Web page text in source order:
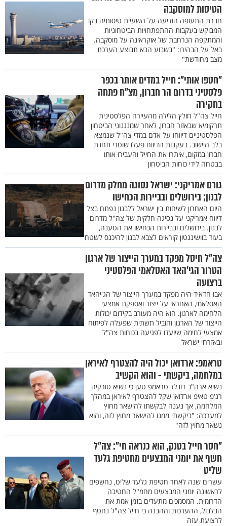
הטיסות למוסקבה
חברת התעופה הודיעה על השעיית טיסותיה בקו
המבוקש בעקבות ההתפתחויות הביטחוניות
והמתקפה הנרחבת של אוקראינה על מוסקבה.
באל על הבהירו: "בשבוע הבא תבוצע הערכת
מצב מחודשת"
"חטפו אותי": חייל במדים אותר בכפר
פלסטיני בדרום הר חברון, מצ"ח פתחה
בחקירה
חייל צה"ל חולץ הלילה מהעיירה הפלסטינית
תרקומיא שבאזור חברון, לאחר שמנגנוני הביטחון
הפלסטיניים דיווחו על אדם במדי צה"ל שנמצא
בלב היישוב. בעקבות הדיווח פעלו שוטרי תחנת
חברון במקום, איתרו את החייל והעבירו אותו
בבטחה לידי כוחות הביטחון
גורם אמריקני: ישראל נסוגה מחלק מדרום
לבנון; בירושלים ובביירות הכחישו
היום האחרון לשיחות בין ישראל ללבנון נפתח בצל
דיווח אמריקני על נסיגה חלקית של צה"ל מדרום
לבנון. בירושלים ובביירות הכחישו את הטענה,
בעוד בוושינגטון קוראים לצבא לבנון להיכנס לשטח
צה"ל חיסל מפקד במערך הייצור של ארגון
הטרור הגי׳האד האסלאמי הפלסטיני
ברצועה
אבו חדאיד היה מפקד במערך הייצור של הג'יהאד
האסלאמי, האחראי על ייצור ואספקת אמצעי
הלחימה לארגון. הוא היה מעורב בקידום יכולות
הייצור של הארגון והוביל תשתית שפעלה לפיתוח
אמצעי לחימה שיועדו לפגיעה בכוחות צה"ל
ובאזרחי ישראל
טראמפ: ארדואן יכול היה להצטרף לאיראן
במלחמה, ביקשתי - והוא הקשיב
נשיא ארה"ב דונלד טראמפ טען כי נשיא טורקיה
רג'פ טאיפ ארדואן שקל להצטרף לאיראן במהלך
המלחמה, אך נענה לבקשתו להישאר מחוץ
למערכה: "ביקשתי ממנו להישאר מחוץ לזה, והוא
נשאר מחוץ לזה"
"חסר חייל בטנק, הוא כנראה חי": צה״ל
חשף את יומני המבצעים מחטיפת גלעד
שליט
עשרים שנה לאחר חטיפת גלעד שליט, נחשפים
לראשונה יומני המבצעים מחמ"ל החטיבה
הדרומית. המסמכים מתעדים בזמן אמת את
הבלבול, ההערכות וההבנה כי חייל צה"ל נחטף
לרצועת עזה